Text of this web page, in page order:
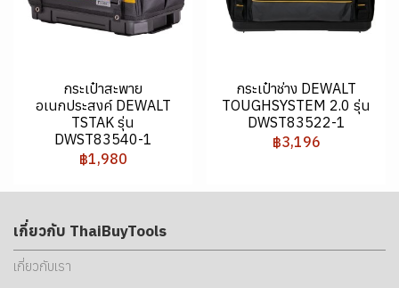
กระเป๋าสะพาย
อเนกประสงค์ DEWALT
TSTAK รุ่น
DWST83540-1
฿1,980
กระเป๋าช่าง DEWALT
TOUGHSYSTEM 2.0 รุ่น
DWST83522-1
฿3,196
เกี่ยวกับ ThaiBuyTools
เกี่ยวกับเรา